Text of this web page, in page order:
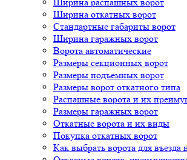
Ширина откатных ворот
Стандартные габариты ворот
Ширина гаражных ворот
Ворота автоматические
Размеры секционных ворот
Размеры подъемных ворот
Размеры ворот откатного типа
Распашные ворота и их
Размеры гаражных ворот
Откатные ворота и их виды
Покупка откатных ворот
Как выбрать ворота для въезда